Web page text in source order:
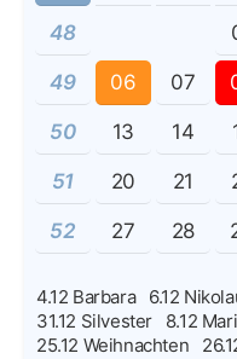
48
49 06 07
50 13 14
51 20 21
52 27 28
4.12 Barbara 6.12
31.12 Silvester 8.12
25.12 Weihnachten